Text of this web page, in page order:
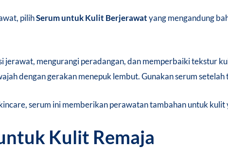
pilihSerum untuk Kulit Berjerawatyang mengandung
jerawat, mengurangi peradangan, dan memperbaiki tekstur
dengan gerakan menepuk lembut. Gunakan serum
serum ini memberikan perawatan tambahan untuk kulit
Kulit Remaja